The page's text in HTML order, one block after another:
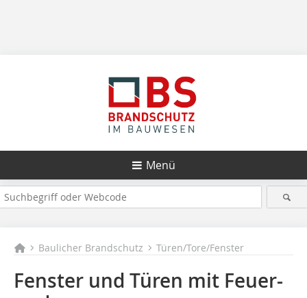
Menü
Baulicher Brandschutz Türen/Tore/Fenster
Fenster und Türen mit Feuer-